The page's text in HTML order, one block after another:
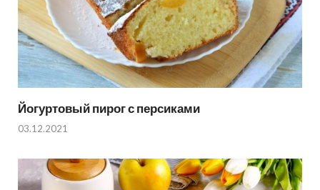
Йогуртовый пирог с персиками
03.12.2021